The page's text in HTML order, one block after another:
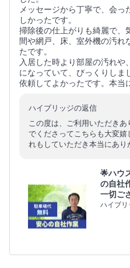
メッセージから丁寧で、会
しかったです。
掃除後の仕上がりも綺麗で、
間や網戸、床、室外機の汚れ
たです。
入居した時より部屋の汚れや
になっていて、びっくりしま
依頼してよかったです。本当
ハイブリッジの返信
この度は、ご利用いただき
でくださってこちらも大変嬉
れもしていただき本当にあり
🌟ハウ
の自社
一切ご
ハイブリ